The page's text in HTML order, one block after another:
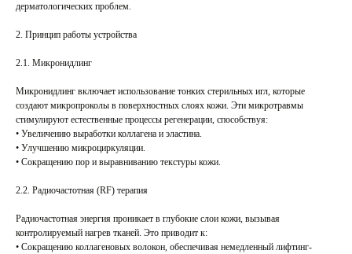
дерматологических проблем.
2. Принцип работы устройства
2.1. Микронидлинг
Микронидлинг включает использование тонких стерильных игл, которые
создают микропроколы в поверхностных слоях кожи. Эти микротравмы
стимулируют естественные процессы регенерации, способствуя:
• Увеличению выработки коллагена и эластина.
• Улучшению микроциркуляции.
• Сокращению пор и выравниванию текстуры кожи.
2.2. Радиочастотная (RF) терапия
Радиочастотная энергия проникает в глубокие слои кожи, вызывая
контролируемый нагрев тканей. Это приводит к:
• Сокращению коллагеновых волокон, обеспечивая немедленный лифтинг-